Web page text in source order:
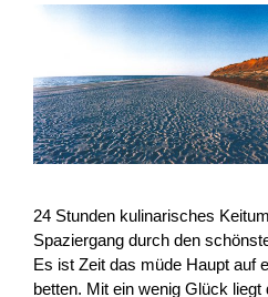
24 Stunden kulinarisches
Spaziergang durch den
Es ist Zeit das müde Haupt auf
betten. Mit ein wenig Glück